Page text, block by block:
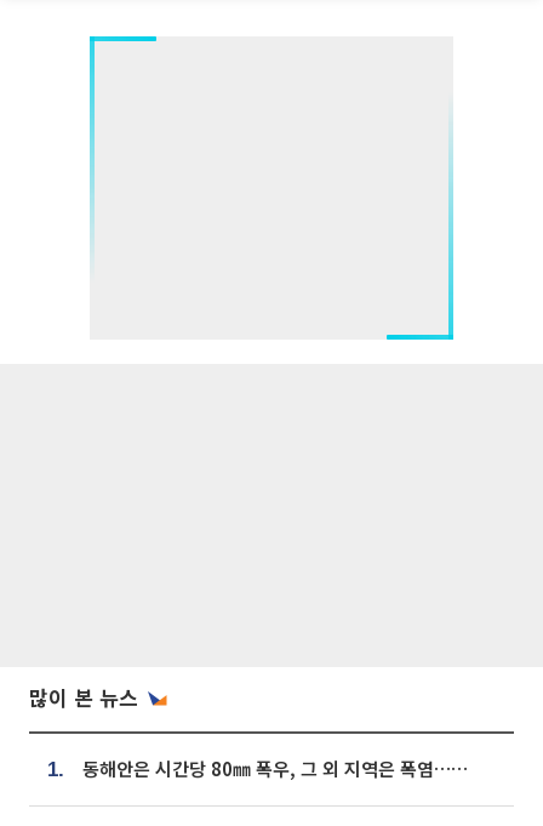
많이 본 뉴스
1. 동해안은 시간당 80㎜ 폭우, 그 외 지역은 폭염…‘극과 극 날씨’